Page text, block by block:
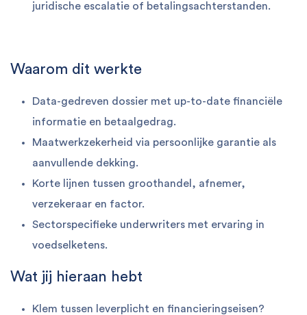
juridische escalatie of betalingsachterstanden.
Waarom dit werkte
Data-gedreven dossier met up-to-date financiële
informatie en betaalgedrag.
Maatwerkzekerheid via persoonlijke garantie als
aanvullende dekking.
Korte lijnen tussen groothandel, afnemer,
verzekeraar en factor.
Sectorspecifieke underwriters met ervaring in
voedselketens.
Wat jij hieraan hebt
Klem tussen leverplicht en financieringseisen?